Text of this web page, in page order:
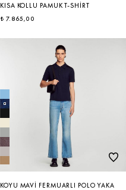
KISA KOLLU PAMUK T-SHIRT
₺ 7.865,00
KOYU MAVI FERMUARLI POLO YAKA